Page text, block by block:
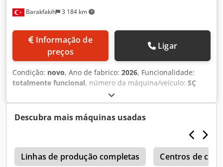
Barakfakih 3 184 km
preços
Ligar
Condição: novo, Ano de fabrico: 2026, Funcionalidade:
totalmente funcional, número da máquina/veículo: SÇ
5000 PVC 3 AXIS CNC MILLING MACHINE
operações de porta, asa, braço e deslizamento em perfis
de PVC graças a 3 motores diferentes. Dcedpjra Nxajfx
Apyjk - Sistema servo-motor de 3 eixos - Programação fácil
ponto a ponto - Capacidade de memória ilimitada - Função
de abertura de escoamento de água (interior) - Sistema de
dosagem com suporte direita-esquerda
Descubra mais máquinas usadas
Linhas de produção completas Centros de